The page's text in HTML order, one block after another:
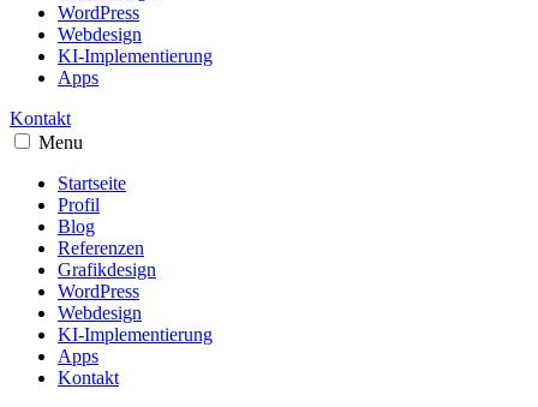
WordPress
Webdesign
KI-Implementierung
Apps
Kontakt
Menu
Startseite
Profil
Blog
Referenzen
Grafikdesign
WordPress
Webdesign
KI-Implementierung
Apps
Kontakt